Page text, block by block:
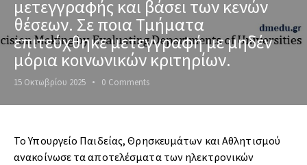
μετεγγραφής και βάσει των κενών
θέσεων. Σε ποια Τμήματα
επιτεύχθηκε μετεγγραφή με μηδέν
μόρια κοινωνικών κριτηρίων.
15 Οκτωβρίου 2025 0 Comments
Το Υπουργείο Παιδείας, Θρησκευμάτων και Αθλητισμού
ανακοίνωσε τα αποτελέσματα των ηλεκτρονικών